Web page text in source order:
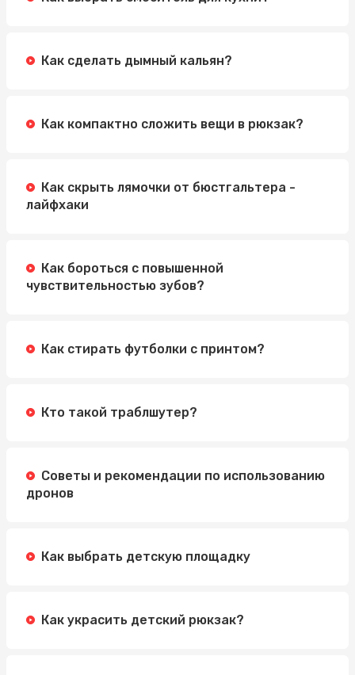
Как сделать дымный кальян?
Как компактно сложить вещи в рюкзак?
Как скрыть лямочки от бюстгальтера -
лайфхаки
Как бороться с повышенной
чувствительностью зубов?
Как стирать футболки с принтом?
Кто такой траблшутер?
Советы и рекомендации по использованию
дронов
Как выбрать детскую площадку
Как украсить детский рюкзак?